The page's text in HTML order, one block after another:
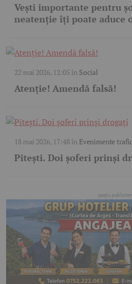
Vești importante pentru
neatenție îți poate aduce
22 mai 2026, 12:05 în Social
Atenție! Amendă falsă!
18 mai 2026, 17:48în Evenimente trafic
Pitești. Doi șoferi prinși